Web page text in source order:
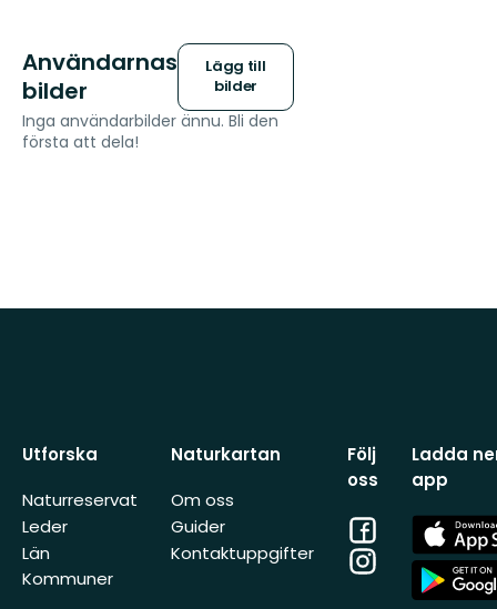
Användarnas
bilder
Lägg till
bilder
Inga användarbilder ännu. Bli den
första att dela!
Utforska
Naturreservat
Leder
Län
Kommuner
Naturkartan
Om oss
Guider
Kontaktuppgifter
Följ
oss
Facebook
Instagram
Ladda
app
App
Store
App
Store